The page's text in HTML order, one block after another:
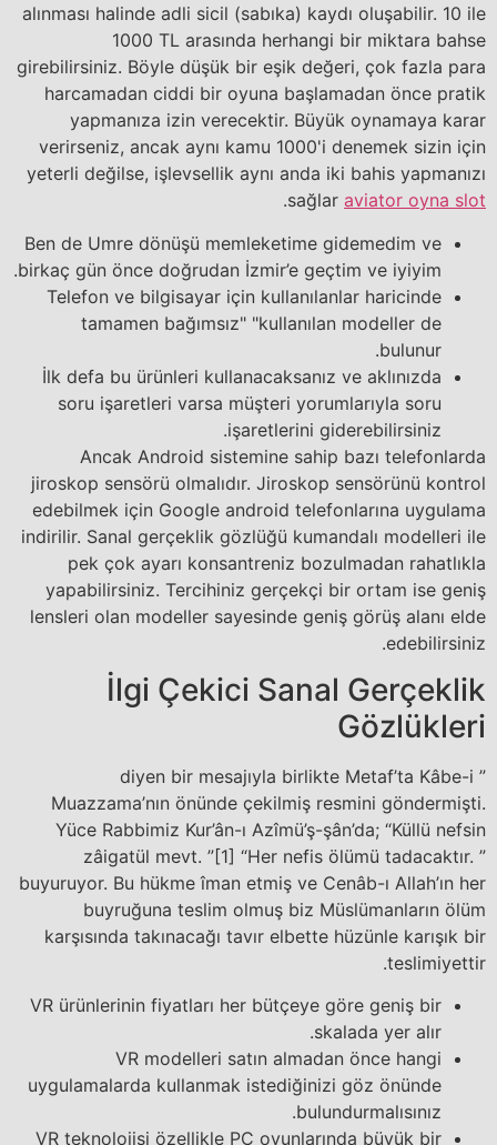
alınması halinde adli sicil (sabıka) kaydı oluşabilir. 10 ile
1000 TL arasında herhangi bir miktara bahse
girebilirsiniz. Böyle düşük bir eşik değeri, çok fazla para
harcamadan ciddi bir oyuna başlamadan önce pratik
yapmanıza izin verecektir. Büyük oynamaya karar
verirseniz, ancak aynı kamu 1000'i denemek sizin için
yeterli değilse, işlevsellik aynı anda iki bahis yapmanızı
sağlar aviator oyna slot
.
Ben de Umre dönüşü memleketime gidemedim ve
birkaç gün önce doğrudan İzmir’e geçtim ve iyiyim.
Telefon ve bilgisayar için kullanılanlar haricinde
tamamen bağımsız" "kullanılan modeller de
bulunur.
İlk defa bu ürünleri kullanacaksanız ve aklınızda
soru işaretleri varsa müşteri yorumlarıyla soru
işaretlerini giderebilirsiniz.
Ancak Android sistemine sahip bazı telefonlarda
jiroskop sensörü olmalıdır. Jiroskop sensörünü kontrol
edebilmek için Google android telefonlarına uygulama
indirilir. Sanal gerçeklik gözlüğü kumandalı modelleri ile
pek çok ayarı konsantreniz bozulmadan rahatlıkla
yapabilirsiniz. Tercihiniz gerçekçi bir ortam ise geniş
lensleri olan modeller sayesinde geniş görüş alanı elde
edebilirsiniz.
İlgi Çekici Sanal Gerçeklik
Gözlükleri
” diyen bir mesajıyla birlikte Metaf’ta Kâbe-i
Muazzama’nın önünde çekilmiş resmini göndermişti.
Yüce Rabbimiz Kur’ân-ı Azîmü’ş-şân’da; “Küllü nefsin
zâigatül mevt. ”[1] “Her nefis ölümü tadacaktır. ”
buyuruyor. Bu hükme îman etmiş ve Cenâb-ı Allah’ın her
buyruğuna teslim olmuş biz Müslümanların ölüm
karşısında takınacağı tavır elbette hüzünle karışık bir
teslimiyettir.
VR ürünlerinin fiyatları her bütçeye göre geniş bir
skalada yer alır.
VR modelleri satın almadan önce hangi
uygulamalarda kullanmak istediğinizi göz önünde
bulundurmalısınız.
VR teknolojisi özellikle PC oyunlarında büyük bir